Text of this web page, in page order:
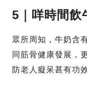
5｜咩時間飲
眾所周知，牛奶含
同筋骨健康發展，
防老人癡呆甚有功效